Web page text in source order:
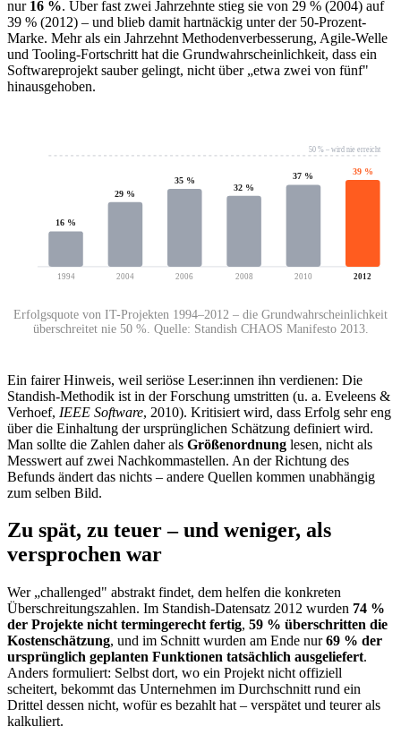
nur 16 %. Über fast zwei Jahrzehnte stieg sie von 29 % (2004) auf
39 % (2012) – und blieb damit hartnäckig unter der 50-Prozent-
Marke. Mehr als ein Jahrzehnt Methodenverbesserung, Agile-Welle
und Tooling-Fortschritt hat die Grundwahrscheinlichkeit, dass ein
Softwareprojekt sauber gelingt, nicht über „etwa zwei von fünf"
hinausgehoben.
50 % – wird nie erreicht
16 %
29 %
35 %
32 %
37 % 39 %
1994 2004 2006 2008 2010 2012
Erfolgsquote von IT-Projekten 1994–2012 – die Grundwahrscheinlichkeit
überschreitet nie 50 %. Quelle: Standish CHAOS Manifesto 2013.
Ein fairer Hinweis, weil seriöse Leser:innen ihn verdienen: Die
Standish-Methodik ist in der Forschung umstritten (u. a. Eveleens &
Verhoef, IEEE Software, 2010). Kritisiert wird, dass Erfolg sehr eng
über die Einhaltung der ursprünglichen Schätzung definiert wird.
Man sollte die Zahlen daher als Größenordnung lesen, nicht als
Messwert auf zwei Nachkommastellen. An der Richtung des
Befunds ändert das nichts – andere Quellen kommen unabhängig
zum selben Bild.
Zu spät, zu teuer – und weniger, als
versprochen war
Wer „challenged" abstrakt findet, dem helfen die konkreten
Überschreitungszahlen. Im Standish-Datensatz 2012 wurden 74 %
der Projekte nicht termingerecht fertig, 59 % überschritten die
Kostenschätzung, und im Schnitt wurden am Ende nur69 % der
ursprünglich geplanten Funktionen tatsächlich ausgeliefert.
Anders formuliert: Selbst dort, wo ein Projekt nicht offiziell
scheitert, bekommt das Unternehmen im Durchschnitt rund ein
Drittel dessen nicht, wofür es bezahlt hat – verspätet und teurer als
kalkuliert.